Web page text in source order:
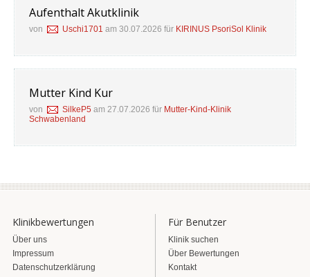
Aufenthalt Akutklinik
von Uschi1701 am 30.07.2026 für KIRINUS PsoriSol Klinik
Mutter Kind Kur
von SilkeP5 am 27.07.2026 für Mutter-Kind-Klinik
Schwabenland
Klinikbewertungen
Über uns
Impressum
Datenschutzerklärung
Für Benutzer
Klinik suchen
Über Bewertungen
Kontakt